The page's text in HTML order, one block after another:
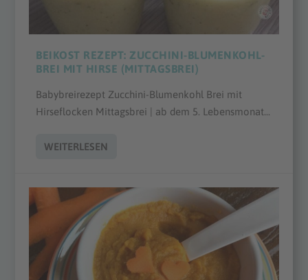
BEIKOST REZEPT: ZUCCHINI-BLUMENKOHL-
BREI MIT HIRSE (MITTAGSBREI)
Babybreirezept Zucchini-Blumenkohl Brei mit
Hirseflocken Mittagsbrei | ab dem 5. Lebensmonat...
WEITERLESEN